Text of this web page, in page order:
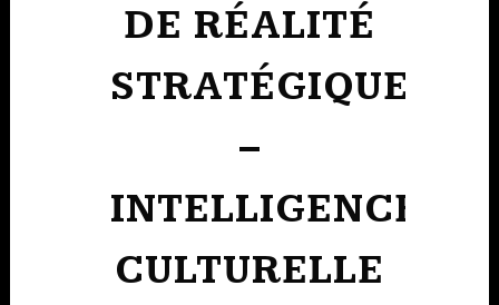
DE RÉALITÉ
STRATÉGIQUE
–
INTELLIGENCE
CULTURELLE